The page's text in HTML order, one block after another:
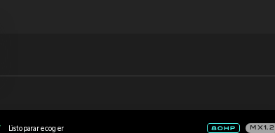
Listo para recoger MX1.2